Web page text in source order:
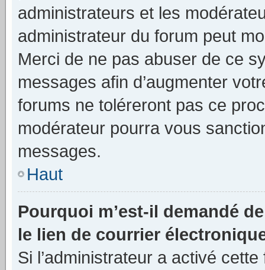
administrateurs et les
administrateur du forum peut
Merci de ne pas abuser de ce
messages afin d’augmenter
forums ne toléreront pas ce
modérateur pourra vous
messages.
Haut
Pourquoi m’est-il demandé
le lien de courrier
Si l’administrateur a activé